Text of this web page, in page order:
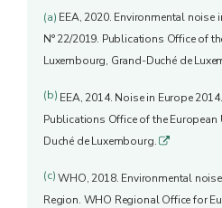
(a) EEA, 2020. Environmental noise
N° 22/2019. Publications Office of
Luxembourg, Grand-Duché de
(b) EEA, 2014. Noise in Europe
Publications Office of the
Duché de Luxembourg. q
(c)WHO, 2018. Environmental
Region. WHO Regional Office for